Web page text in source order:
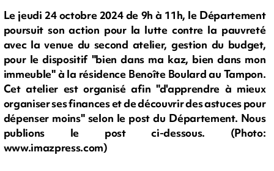
Le jeudi 24 octobre 2024 de 9h à 11h, le Département
poursuit son action pour la lutte contre la pauvreté
avec la venue du second atelier, gestion du budget,
pour le dispositif "bien dans ma kaz, bien dans mon
immeuble" à la résidence Benoîte Boulard au Tampon.
Cet atelier est organisé afin "d'apprendre à mieux
organiser ses finances et de découvrir des astuces pour
dépenser moins" selon le post du Département. Nous
publions le post ci-dessous. (Photo:
www.imazpress.com)